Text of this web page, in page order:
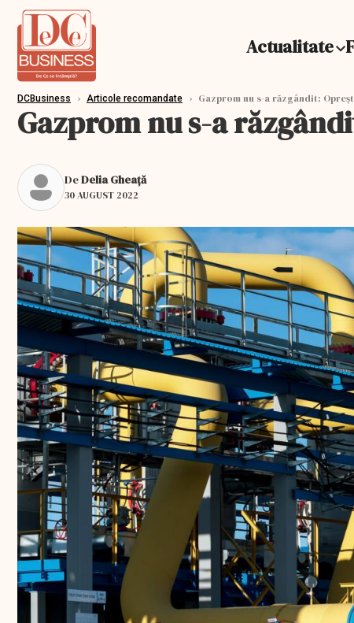
Actualitate
DCBusiness › Articole recomandate › Gazprom nu s-a răzgândit:
Gazprom nu s-a
DeDelia Gheață
30 AUGUST 2022